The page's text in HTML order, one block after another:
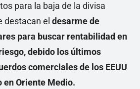
para la baja de la divisa
destacan el desarme de
para buscar rentabilidad en
debido los últimos
comerciales de los EEUU
en Oriente Medio.